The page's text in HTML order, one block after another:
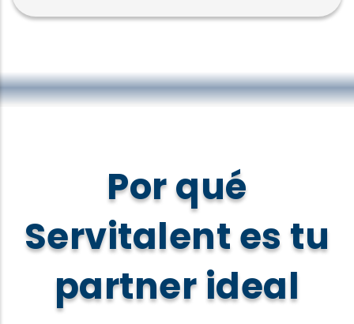
Por qué
Servitalent es tu
partner ideal